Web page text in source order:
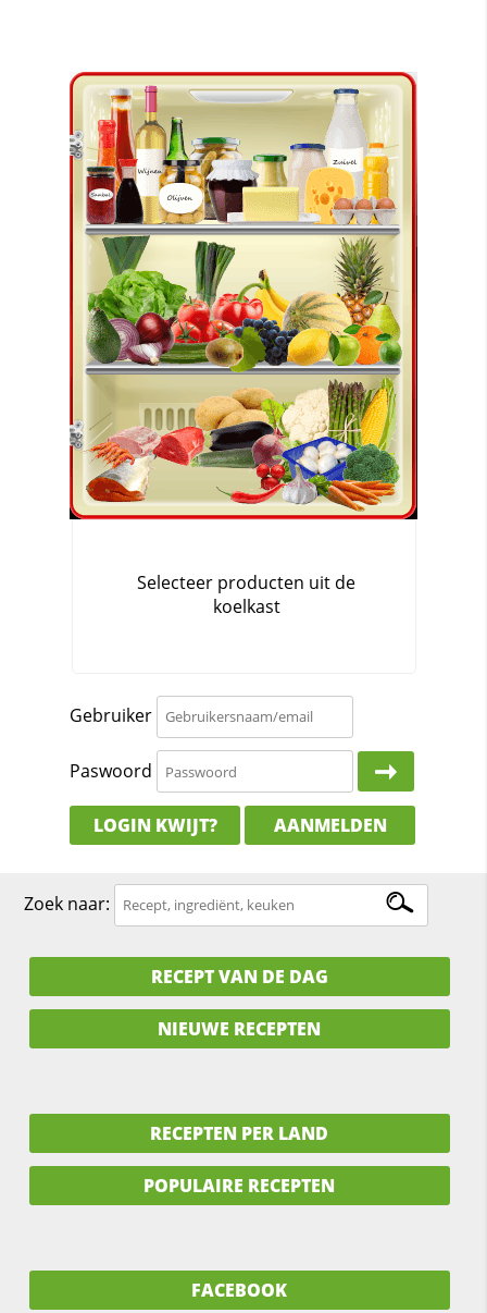
Gebruiker
Paswoord
LOGIN KWIJT? AANMELDEN
Zoek naar:
RECEPT VAN DE DAG
NIEUWE RECEPTEN
RECEPTEN PER LAND
POPULAIRE RECEPTEN
FACEBOOK